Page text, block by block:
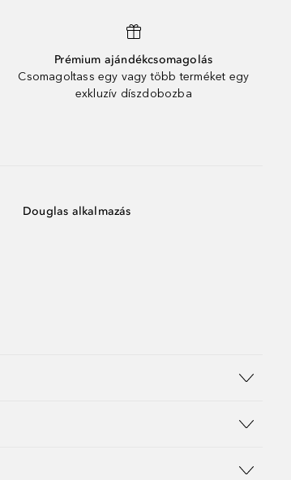
Prémium ajándékcsomagolás
Csomagoltass egy vagy több terméket egy
exkluzív díszdobozba
Douglas alkalmazás